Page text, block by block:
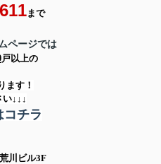
まで
ページでは
戸以上の
ます！
↓↓↓
コチラ
川ビル3F